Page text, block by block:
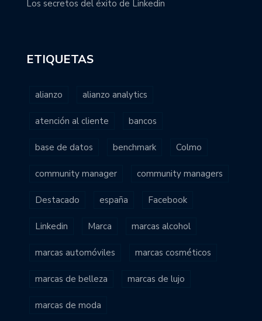
Los secretos del éxito de Linkedin
ETIQUETAS
alianzo alianzo analytics
atención al cliente bancos
base de datos benchmark Colmo
community manager community managers
Destacado españa Facebook
Linkedin Marca marcas alcohol
marcas automóviles marcas cosméticos
marcas de belleza marcas de lujo
marcas de moda